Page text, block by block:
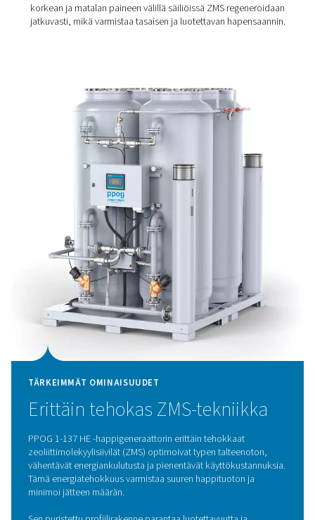
Erittäin tehokkaan Zeolite Molecular Sieve (ZMS) -
adsorptioaineensa ansiosta PPOG 1-137 pitää
kaasupullojen tilaamisen, varastoinnin ja kuljettamisen
mikä vähentää merkittävästi sekä kustannuksia että
Helppoon integrointiin ja optimoituun suorituskykyyn
PPOG 1-137 asettaa uuden standardin tehokkaalle ja
hapensaannille.
Pressure Swing -
adsorptiotekniikka
PPOG 1-137 HE -happigeneraattorissa käytetään
Pressure Swing Adsorption (PSA) -tekniikkaa, joka
erittäin puhdasta happea poikkeuksellisen
tekniikka toimii erottamalla happea muista
kaasuista ja hyödyntämällä kaasumolekyylien
adsorptio-ominaisuuksia vaihtelevassa paineessa.
ilma kulkee zeoliittimolekyyliseuloilla (ZMS) täytettyjen
läpi, jotka keräävät selektiivisesti typpeä ja muita
ja päästävät läpi vain puhdistettua happea.
korkean ja matalan paineen välillä säiliöissä ZMS
jatkuvasti, mikä varmistaa tasaisen ja luotettavan